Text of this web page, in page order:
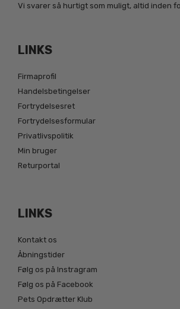
Vi svarer så hurtigt som muligt, altid inden
LINKS
Firmaprofil
Handelsbetingelser
Fortrydelsesret
Fortrydelsesformular
Privatlivspolitik
Min bruger
Returportal
LINKS
Kontakt os
Åbningstider
Følg os på Instragram
Følg os på Facebook
Pets Opdrætter Klub